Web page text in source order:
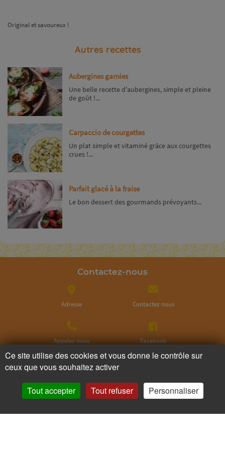
Original et savoureux !
Autres recettes
Aubergines garnies
Une belle recette d'aubergines, simple et pleine
de goût !...
Carpaccio de courgettes
Un plat simple et vitaminé grâce aux courgettes
crues !...
Parfait glacé à la fraise
Le bon dessert des gourmands prévoyants...
Contactez-nous
Adresse Contactez nous
Appelez nous Facebook
Ce site utilise des cookies et vous donne le contrôle sur
ceux que vous souhaitez activer
Tout accepter Tout refuser Personnaliser